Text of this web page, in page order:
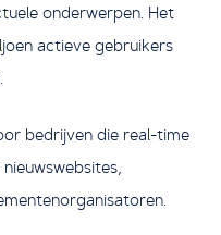
onderwerpen. Het
actieve gebruikers
bedrijven die real-time